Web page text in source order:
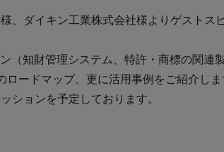
、ダイキン工業株式会社様よりゲストス
（知財管理システム、特許・商標の関連
ードマップ、更に活用事例をご紹介しま
ションを予定しております。